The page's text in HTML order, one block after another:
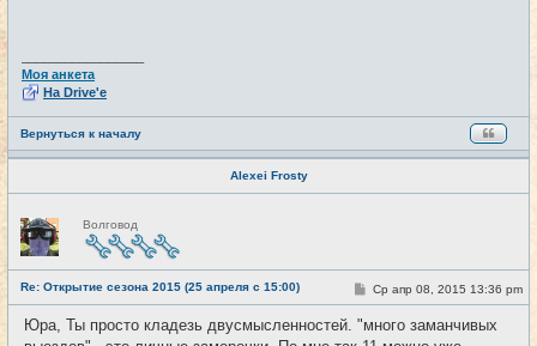
Моя анкета
На Drive'e
Вернуться к началу
Alexei Frosty
Н
е
в
с
е
т
и
Волговод
Re: Открытие сезона 2015 (25 апреля с 15:00) #28
С
о
б
Ср апр 08, 2015 13:36 pm
Юра, Ты просто кладезь двусмысленностей. "много заманчивых